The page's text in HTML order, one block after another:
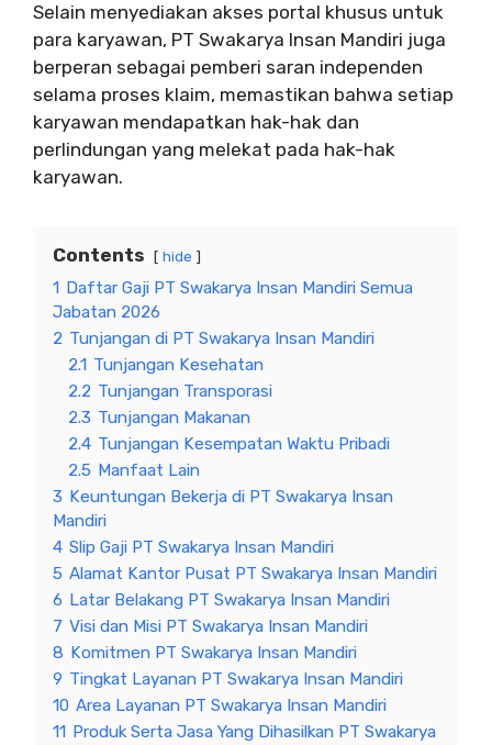
Selain menyediakan akses portal khusus untuk
para karyawan, PT Swakarya Insan Mandiri juga
berperan sebagai pemberi saran independen
selama proses klaim, memastikan bahwa setiap
karyawan mendapatkan hak-hak dan
perlindungan yang melekat pada hak-hak
karyawan.
Contents hide
1 Daftar Gaji PT Swakarya Insan Mandiri Semua
Jabatan 2026
2 Tunjangan di PT Swakarya Insan Mandiri
2.1 Tunjangan Kesehatan
2.2 Tunjangan Transporasi
2.3 Tunjangan Makanan
2.4 Tunjangan Kesempatan Waktu Pribadi
2.5 Manfaat Lain
3 Keuntungan Bekerja di PT Swakarya Insan
Mandiri
4 Slip Gaji PT Swakarya Insan Mandiri
5 Alamat Kantor Pusat PT Swakarya Insan Mandiri
6 Latar Belakang PT Swakarya Insan Mandiri
7 Visi dan Misi PT Swakarya Insan Mandiri
8 Komitmen PT Swakarya Insan Mandiri
9 Tingkat Layanan PT Swakarya Insan Mandiri
10 Area Layanan PT Swakarya Insan Mandiri
11 Produk Serta Jasa Yang Dihasilkan PT Swakarya